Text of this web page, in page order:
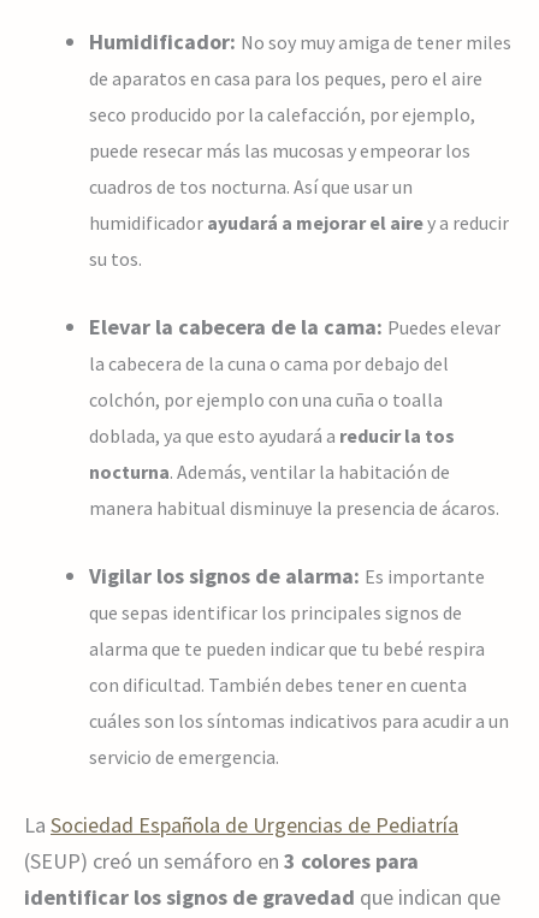
Humidificador: No soy muy amiga de tener miles
de aparatos en casa para los peques, pero el aire
seco producido por la calefacción, por ejemplo,
puede resecar más las mucosas y empeorar los
cuadros de tos nocturna. Así que usar un
humidificador ayudará a mejorar el airey a reducir
su tos.
Elevar la cabecera de la cama: Puedes elevar
la cabecera de la cuna o cama por debajo del
colchón, por ejemplo con una cuña o toalla
doblada, ya que esto ayudará a reducir la tos
nocturna. Además, ventilar la habitación de
manera habitual disminuye la presencia de ácaros.
Vigilar los signos de alarma: Es importante
que sepas identificar los principales signos de
alarma que te pueden indicar que tu bebé respira
con dificultad. También debes tener en cuenta
cuáles son los síntomas indicativos para acudir a un
servicio de emergencia.
La Sociedad Española de Urgencias de Pediatría
(SEUP) creó un semáforo en 3 colores para
identificar los signos de gravedad que indican que